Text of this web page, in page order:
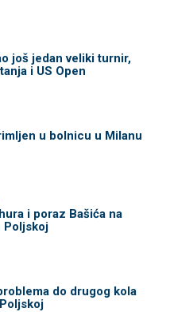
još jedan veliki turnir,
i US Open
u bolnicu u Milanu
i poraz Bašića na
Poljskoj
do drugog kola